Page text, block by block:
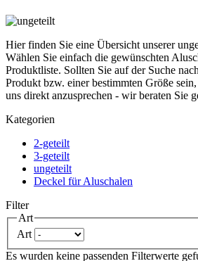
Hier finden Sie eine Übersicht unserer
Wählen Sie einfach die gewünschten
Produktliste. Sollten Sie auf der Suche
Produkt bzw. einer bestimmten Größe
uns direkt anzusprechen - wir beraten Sie
Kategorien
2-geteilt
3-geteilt
ungeteilt
Deckel für Aluschalen
Filter
Art
Art
Es wurden keine passenden Filterwerte